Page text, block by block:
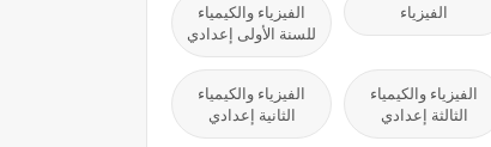
الفيزياء
الفيزياء والكيمياء
للسنة الأولى إعدادي
الفيزياء والكيمياء
الثالثة إعدادي
الفيزياء والكيمياء
الثانية إعدادي